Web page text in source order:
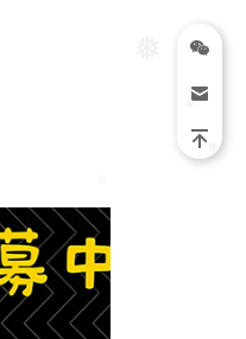
❅
❅